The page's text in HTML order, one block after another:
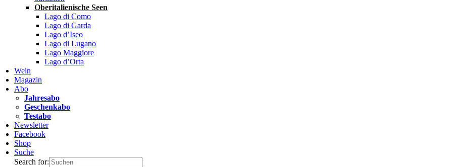
Oberitalienische Seen
Lago di Como
Lago di Garda
Lago d’Iseo
Lago di Lugano
Lago Maggiore
Lago d’Orta
Wein
Magazin
Abo
Jahresabo
Geschenkabo
Testabo
Newsletter
Facebook
Shop
Suche
Search for: